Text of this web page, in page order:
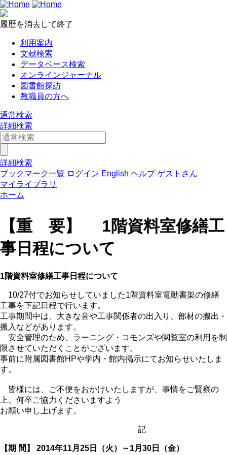
履歴を消去して終了
利用案内
文献検索
データベース検索
オンラインジャーナル
図書館探訪
教職員の方へ
通常検索
詳細検索
詳細検索
ブックマーク一覧 ログイン English ヘルプ ゲストさん
マイライブラリ
ホーム
【重 要】 1階資料室修繕工
事日程について
1階資料室修繕工事日程について
10/27付でお知らせしていました1階資料室電動書架の修繕
工事を下記日程で行います。
工事期間中は、大きな音や工事関係者の出入り、部材の搬出・
搬入などがあります。
安全管理のため、ラーニング・コモンズや閲覧室の利用を制
限させていただくことがございます。
事前に附属図書館HPや学内・館内掲示にてお知らせいたしま
す。
皆様には、ご不便をおかけいたしますが、事情をご賢察の
上、何卒ご協力くださいますよう
お願い申し上げます。
記
【期 間】 2014年11月25日（火）～1月30日（金）